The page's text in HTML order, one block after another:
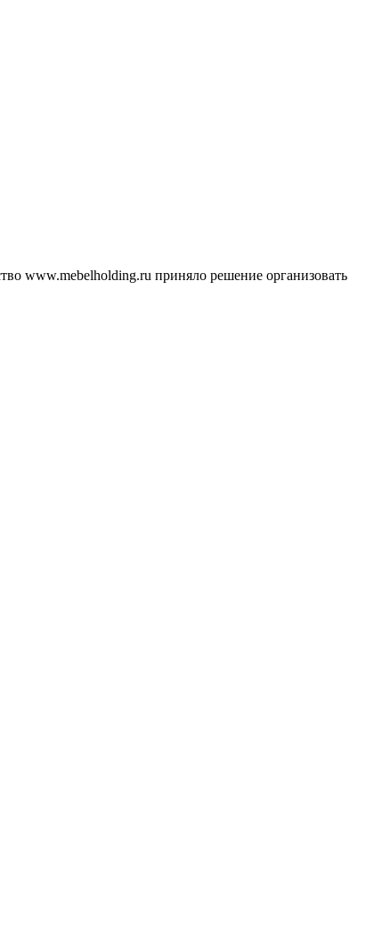
www.mebelholding.ru приняло решение организовать